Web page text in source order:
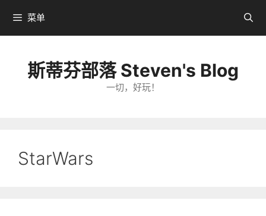
到
菜单
斯蒂芬部落 Steven's Blog
一切，好玩！
StarWars